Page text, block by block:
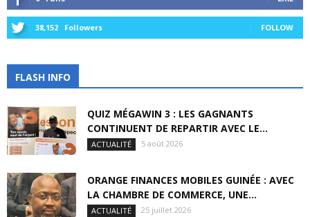
38,152 Followers FOLLOW
FLASH INFO
QUIZ MÉGAWIN 3 : LES GAGNANTS
CONTINUENT DE REPARTIR AVEC LE...
ACTUALITÉ 5 août 2026
ORANGE FINANCES MOBILES GUINÉE : AVEC
LA CHAMBRE DE COMMERCE, UNE...
ACTUALITÉ 25 juillet 2026